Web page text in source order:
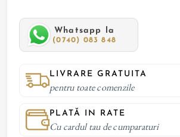
Whatsapp la
(0740) 083 848
LIVRARE GRATUITA
pentru toate comenzile
PLATĂ IN RATE
Cu cardul tau de cumparaturi